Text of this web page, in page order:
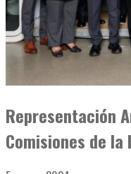
Representación
Comisiones de la